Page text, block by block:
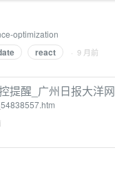
optimization
react · 9 月前
提醒_广州日报大洋网